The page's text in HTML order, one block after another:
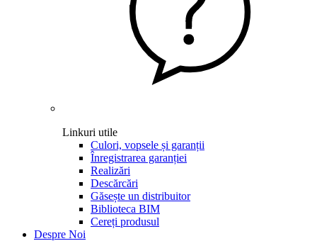
Linkuri utile
Culori, vopsele și garanții
Înregistrarea garanției
Realizări
Descărcări
Găsește un distribuitor
Biblioteca BIM
Cereți produsul
Despre Noi